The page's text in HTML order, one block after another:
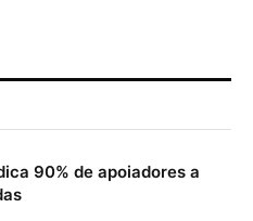
90% de apoiadores a